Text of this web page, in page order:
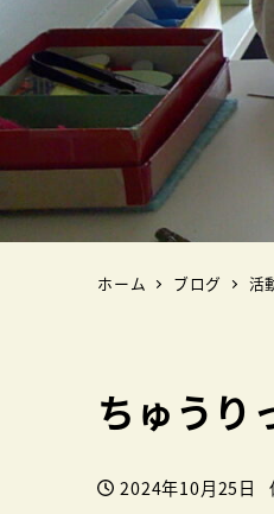
ホーム ブログ 活
ちゅうり
投稿日
2024年10月25日